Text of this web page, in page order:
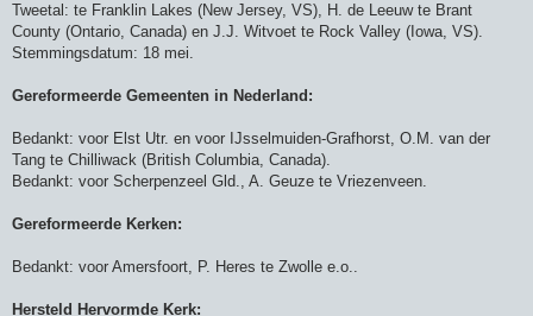
Tweetal: te Franklin Lakes (New Jersey, VS), H. de Leeuw te Brant
County (Ontario, Canada) en J.J. Witvoet te Rock Valley (Iowa, VS).
Stemmingsdatum: 18 mei.
Gereformeerde Gemeenten in Nederland:
Bedankt: voor Elst Utr. en voor IJsselmuiden-Grafhorst, O.M. van der
Tang te Chilliwack (British Columbia, Canada).
Bedankt: voor Scherpenzeel Gld., A. Geuze te Vriezenveen.
Gereformeerde Kerken:
Bedankt: voor Amersfoort, P. Heres te Zwolle e.o..
Hersteld Hervormde Kerk: